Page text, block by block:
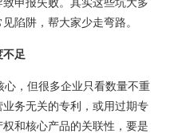
申报失败。其实这些坑大多
陷阱，帮大家少走弯路。
不足
，但很多企业只看数量不重
务无关的专利，或用过期专
和核心产品的关联性，要是